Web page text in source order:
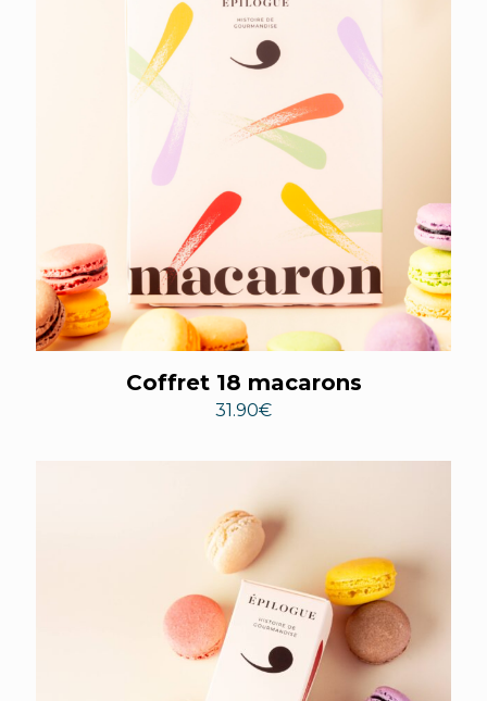
Coffret 18 macarons
31.90€